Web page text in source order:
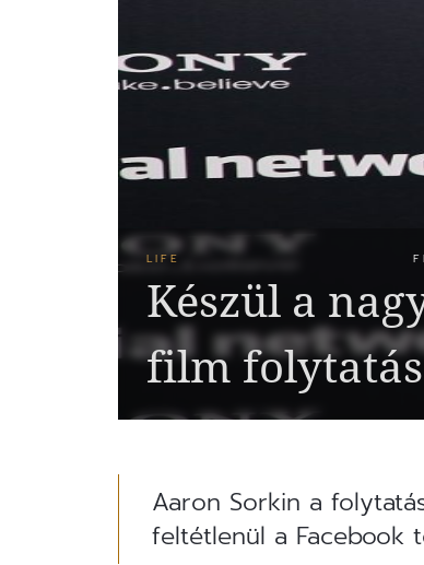
LIFE
Készül a
film
Aaron Sorkin a
feltétlenül a Facebook